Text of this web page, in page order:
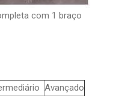
com 1 braço
Avançado